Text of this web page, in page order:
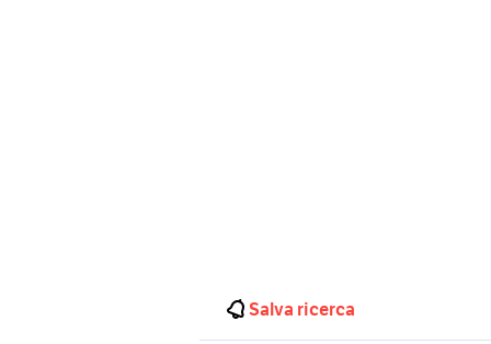
Salva ricerca